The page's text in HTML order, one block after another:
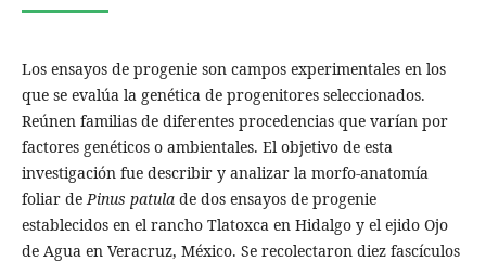
Los ensayos de progenie son campos experimentales en los
que se evalúa la genética de progenitores seleccionados.
Reúnen familias de diferentes procedencias que varían por
factores genéticos o ambientales. El objetivo de esta
investigación fue describir y analizar la morfo-anatomía
foliar dePinus patula de dos ensayos de progenie
establecidos en el rancho Tlatoxca en Hidalgo y el ejido Ojo
de Agua en Veracruz, México. Se recolectaron diez fascículos